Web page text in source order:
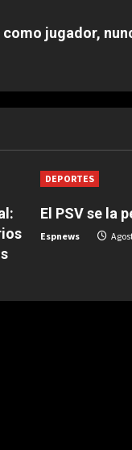
jugador,
DEPORTES
El PSV se la
Espnews